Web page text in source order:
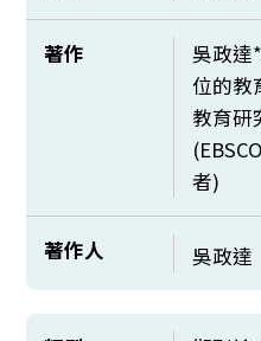
著作
吳政達
位的教
教育研
者)
著作人 吳政達